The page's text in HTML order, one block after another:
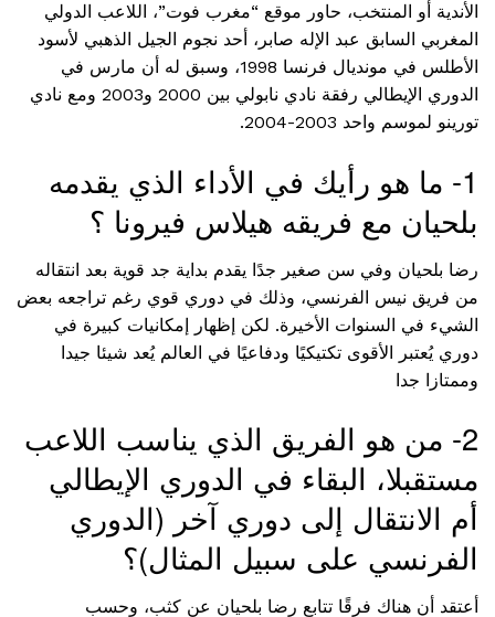
الأندية أو المنتخب، حاور موقع “مغرب فوت”، اللاعب الدولي
المغربي السابق عبد الإله صابر، أحد نجوم الجيل الذهبي لأسود
الأطلس في مونديال فرنسا 1998، وسبق له أن مارس في
الدوري الإيطالي رفقة نادي نابولي بين 2000 و2003 ومع نادي
تورينو لموسم واحد 2003-2004.
1- ما هو رأيك في الأداء الذي يقدمه
بلحيان مع فريقه هيلاس فيرونا ؟
رضا بلحيان وفي سن صغير جدًا يقدم بداية جد قوية بعد انتقاله
من فريق نيس الفرنسي، وذلك في دوري قوي رغم تراجعه بعض
الشيء في السنوات الأخيرة. لكن إظهار إمكانيات كبيرة في
دوري يُعتبر الأقوى تكتيكيًا ودفاعيًا في العالم يُعد شيئا جيدا
وممتازا جدا
2- من هو الفريق الذي يناسب اللاعب
مستقبلا، البقاء في الدوري الإيطالي
أم الانتقال إلى دوري آخر (الدوري
الفرنسي على سبيل المثال)؟
أعتقد أن هناك فرقًا تتابع رضا بلحيان عن كثب، وحسب